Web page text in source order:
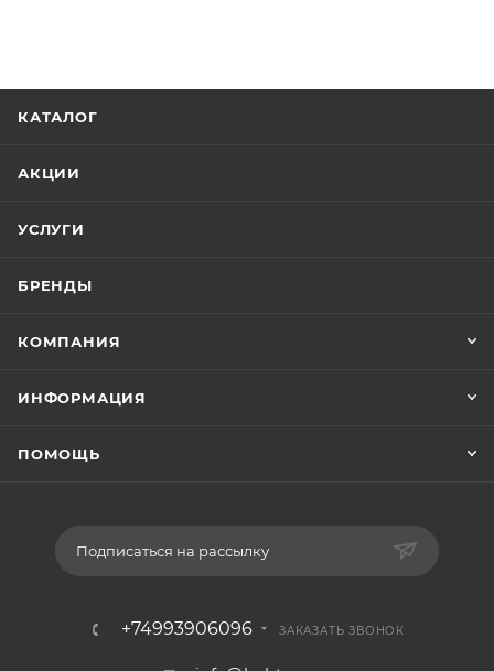
КАТАЛОГ
АКЦИИ
УСЛУГИ
БРЕНДЫ
КОМПАНИЯ
ИНФОРМАЦИЯ
ПОМОЩЬ
Подписаться на рассылку
+74993906096 ЗАКАЗАТЬ ЗВОНОК